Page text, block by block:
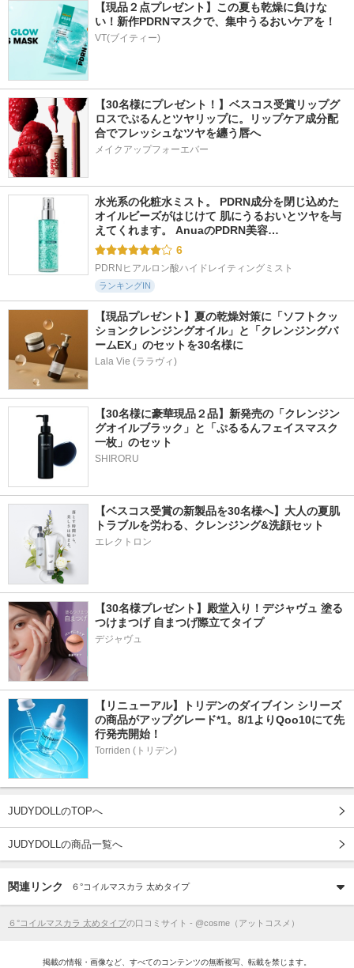
【現品２点プレゼント】この夏も乾燥に負けな
い！新作PDRNマスクで、集中うるおいケアを！
VT(ブイティー)
【30名様にプレゼント！】ベスコス受賞リップグ
ロスでぷるんとツヤリップに。リップケア成分配
合でフレッシュなツヤを纏う唇へ
メイクアップフォーエバー
水光系の化粧水ミスト。 PDRN成分を閉じ込めた
オイルビーズがはじけて 肌にうるおいとツヤを与
えてくれます。 AnuaのPDRN美容…
6
PDRNヒアルロン酸ハイドレイティングミスト
ランキングIN
【現品プレゼント】夏の乾燥対策に「ソフトクッ
ションクレンジングオイル」と「クレンジングバ
ームEX」のセットを30名様に
Lala Vie (ララヴィ)
【30名様に豪華現品２品】新発売の「クレンジン
グオイルブラック」と「ぷるるんフェイスマスク
一枚」のセット
SHIRORU
【ベスコス受賞の新製品を30名様へ】大人の夏肌
トラブルを労わる、クレンジング&洗顔セット
エレクトロン
【30名様プレゼント】殿堂入り！デジャヴュ 塗る
つけまつげ 自まつげ際立てタイプ
デジャヴュ
【リニューアル】トリデンのダイブイン シリーズ
の商品がアップグレード*1。8/1よりQoo10にて先
行発売開始！
Torriden (トリデン)
JUDYDOLLのTOPへ
JUDYDOLLの商品一覧へ
関連リンク ６°コイルマスカラ 太めタイプ
６°コイルマスカラ 太めタイプの口コミサイト - @cosme（アットコスメ）
掲載の情報・画像など、すべてのコンテンツの無断複写、転載を禁じます。